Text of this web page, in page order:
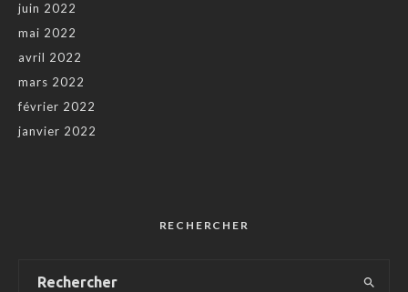
juin 2022
mai 2022
avril 2022
mars 2022
février 2022
janvier 2022
RECHERCHER